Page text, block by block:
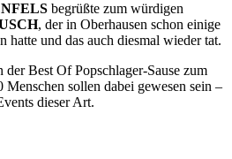
begrüßte zum würdigen
, der in Oberhausen schon einige
hatte und das auch diesmal wieder tat.
Best Of Popschlager-Sause zum
sollen dabei gewesen sein –
dieser Art.